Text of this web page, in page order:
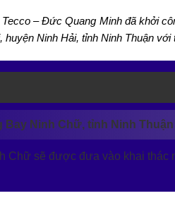
– Đức Quang Minh đã khởi
huyện Ninh Hải, tỉnh Ninh Thuận
Bay Ninh Chữ, tỉnh Ninh Thuận
Chữ sẽ được đưa vào khai thác